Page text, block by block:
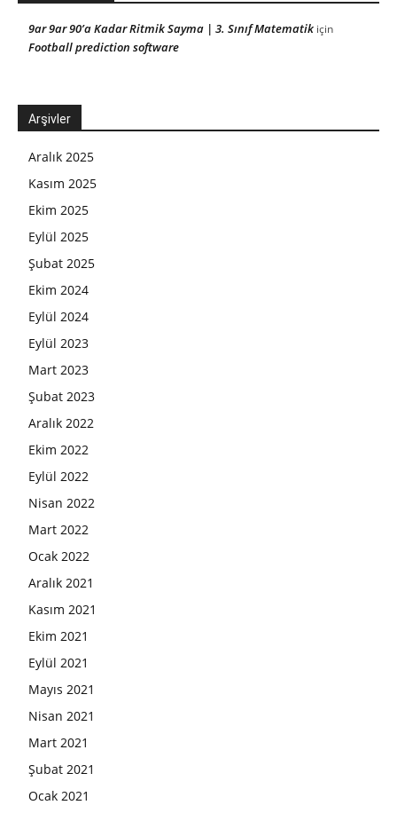
9ar 9ar 90’a Kadar Ritmik Sayma | 3. Sınıf Matematik için
Football prediction software
Arşivler
Aralık 2025
Kasım 2025
Ekim 2025
Eylül 2025
Şubat 2025
Ekim 2024
Eylül 2024
Eylül 2023
Mart 2023
Şubat 2023
Aralık 2022
Ekim 2022
Eylül 2022
Nisan 2022
Mart 2022
Ocak 2022
Aralık 2021
Kasım 2021
Ekim 2021
Eylül 2021
Mayıs 2021
Nisan 2021
Mart 2021
Şubat 2021
Ocak 2021